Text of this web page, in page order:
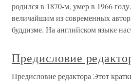
родился в 1870-м, умер в 1966
величайшим из современных
буддизме. На английском языке
Предисловие
Предисловие редактора Этот